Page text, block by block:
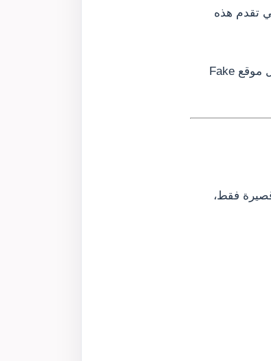
تقدم هذه
في هذا المقال على موقع “إيجي مود”، نستعرض فكرة البريد الوهمي، وكيف يعمل موقع Fake
قصيرة فقط،